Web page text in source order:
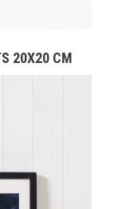
20X20 CM